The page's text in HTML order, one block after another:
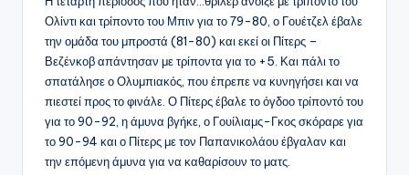
Ολίντι και τρίποντο του Μπιν για το 79-80, ο Γουέτζελ έβαλε
την ομάδα του μπροστά (81-80) και εκεί οι Πίτερς –
Βεζένκοβ απάντησαν με τρίποντα για το +5. Και πάλι το
σπατάλησε ο Ολυμπιακός, που έπρεπε να κυνηγήσει και να
πιεστεί προς το φινάλε. Ο Πίτερς έβαλε το όγδοο τρίποντό του
για το 90-92, η άμυνα βγήκε, ο Γουίλιαμς-Γκος σκόραρε για
το 90-94 και ο Πίτερς με τον Παπανικολάου έβγαλαν και
την επόμενη άμυνα για να καθαρίσουν το ματς.